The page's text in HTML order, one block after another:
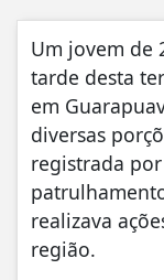
Um jovem de
tarde desta
em
diversas
registrada
realizava
região.